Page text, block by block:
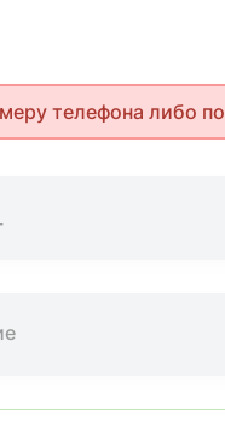
телефона либо